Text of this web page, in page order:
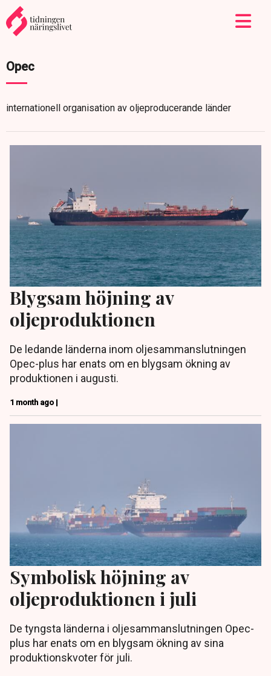
Opec
internationell organisation av oljeproducerande länder
Blygsam höjning av
oljeproduktionen
De ledande länderna inom oljesammanslutningen
Opec-plus har enats om en blygsam ökning av
produktionen i augusti.
1 month ago |
Symbolisk höjning av
oljeproduktionen i juli
De tyngsta länderna i oljesammanslutningen Opec-
plus har enats om en blygsam ökning av sina
produktionskvoter för juli.